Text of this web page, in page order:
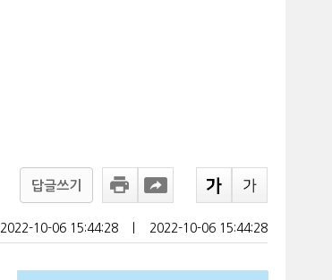
답글쓰기
2022-10-06 15:44:28 2022-10-06 15:44:28